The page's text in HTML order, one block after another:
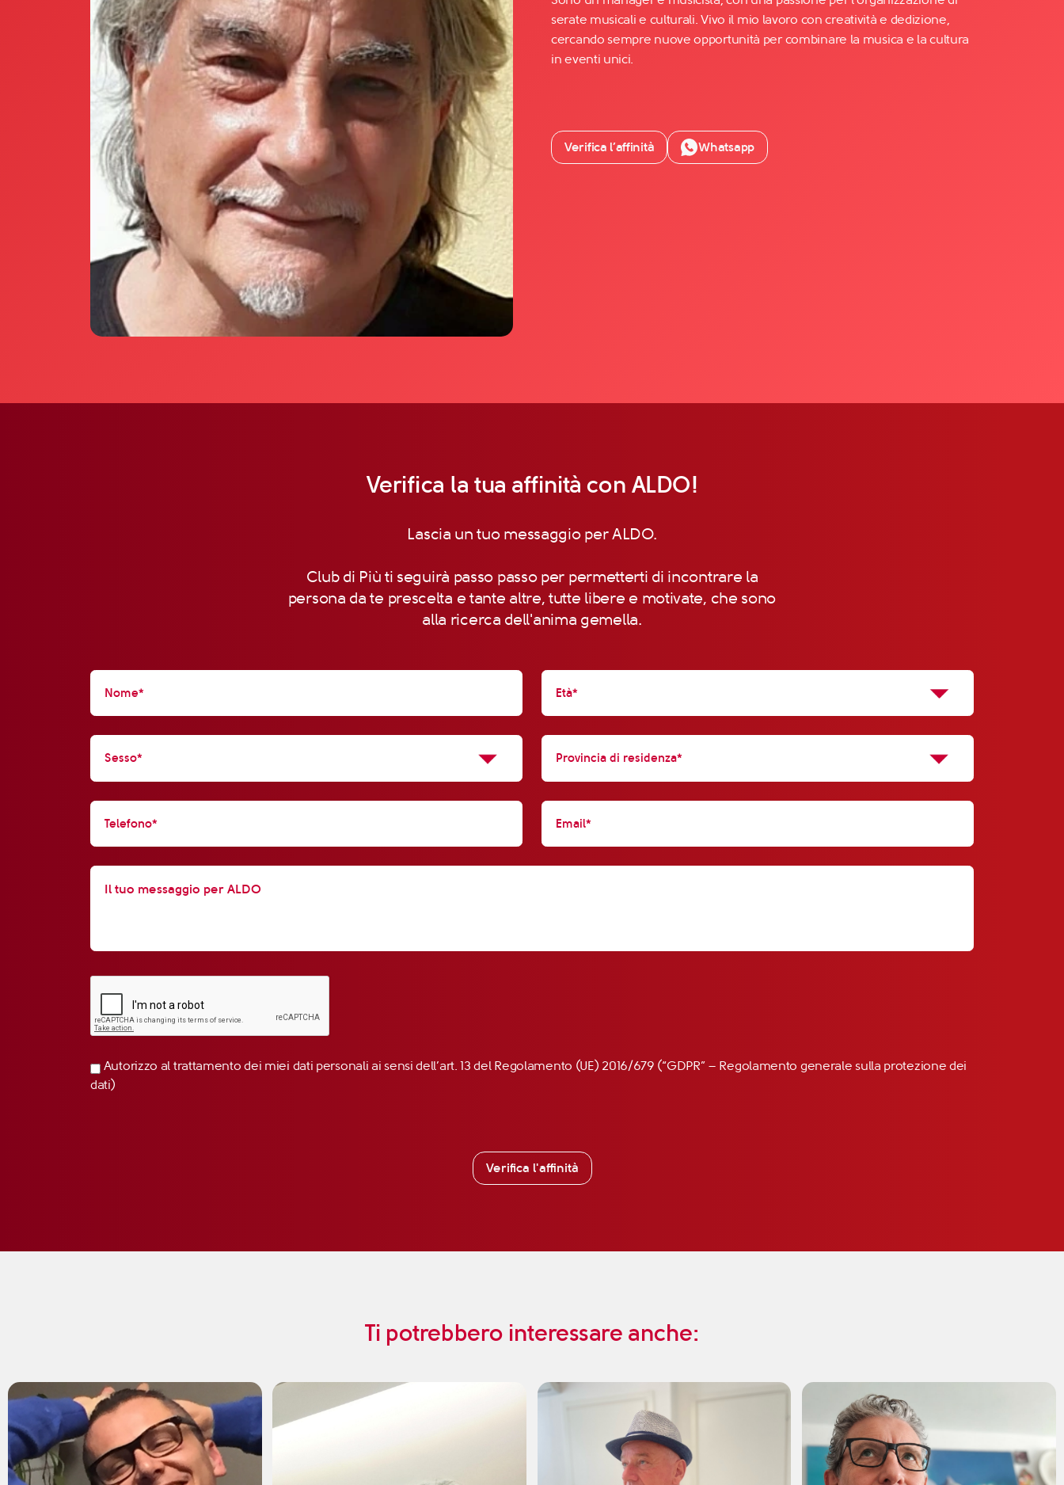
Facebook
TikTok
serate musicali e culturali. Vivo il mio lavoro con creatività e dedizione,
cercando sempre nuove opportunità per combinare la musica e la cultura
in eventi unici.
Verifica l’affinità Whatsapp
Verifica la tua affinità con ALDO!
Lascia un tuo messaggio per ALDO.
Club di Più ti seguirà passo passo per permetterti di incontrare la
persona da te prescelta e tante altre, tutte libere e motivate, che sono
alla ricerca dell'anima gemella.
Autorizzo al trattamento dei miei dati personali ai sensi dell’art. 13 del Regolamento (UE) 2016/679 (“GDPR” – Regolamento generale sulla protezione dei
dati)
Verifica l'affinità
Ti potrebbero interessare anche: